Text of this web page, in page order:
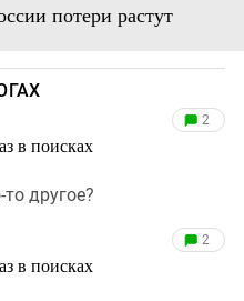
потери растут
в поисках
2
другое?
в поисках
2